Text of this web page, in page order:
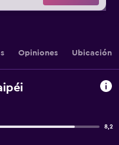
Opiniones Ubicación
8,2